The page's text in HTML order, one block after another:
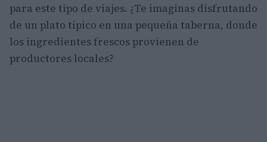
para este tipo de viajes. ¿Te imaginas disfrutando
de un plato típico en una pequeña taberna, donde
los ingredientes frescos provienen de
productores locales?